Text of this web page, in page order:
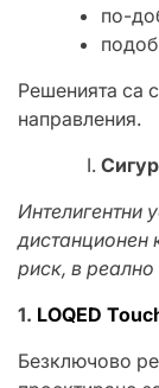
по-
Решенията са
направления.
Интелигентни
дистанционен
риск, в
1. LOQED
Безключово